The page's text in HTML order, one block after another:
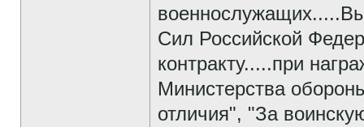
Сил Российской
контракту.....при
Министерства
отличия", "За